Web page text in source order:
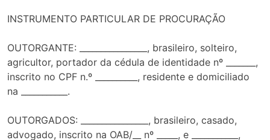
INSTRUMENTO PARTICULAR DE PROCURAÇÃO
OUTORGANTE: ________________, brasileiro, solteiro,
agricultor, portador da cédula de identidade nº _______,
inscrito no CPF n.º __________, residente e domiciliado
na ___________.
OUTORGADOS: ________________, brasileiro, casado,
advogado, inscrito na OAB/__ nº _____, e ___________,